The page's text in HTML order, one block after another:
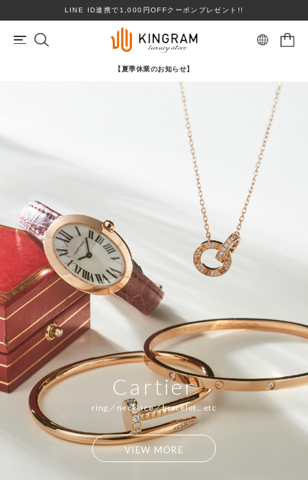
LINE ID連携で1,000円OFFクーポンプレゼント!!
コンディションランクS
ヴァンクリーフ＆アーペル
ブランドを選ぶ
カテゴリを選ぶ
価格帯 ～
在庫有無
PRICE DOWN
TOPICS
SHOPPING GUIDE
MEMBERS
ABOUT US
SHOPLIST
【夏季休業のお知らせ】
Cartier
ring／necklace／bracelet…etc
VIEW MORE